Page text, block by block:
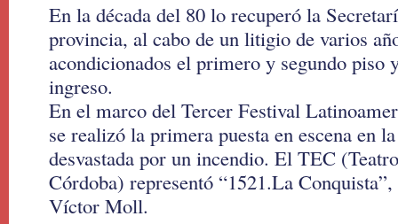
En la década del 80 lo recuperó la
provincia, al cabo de un litigio de varios
acondicionados el primero y segundo piso
ingreso.
En el marco del Tercer Festival
se realizó la primera puesta en escena en
desvastada por un incendio. El TEC
Córdoba) representó “1521.La
Víctor Moll.